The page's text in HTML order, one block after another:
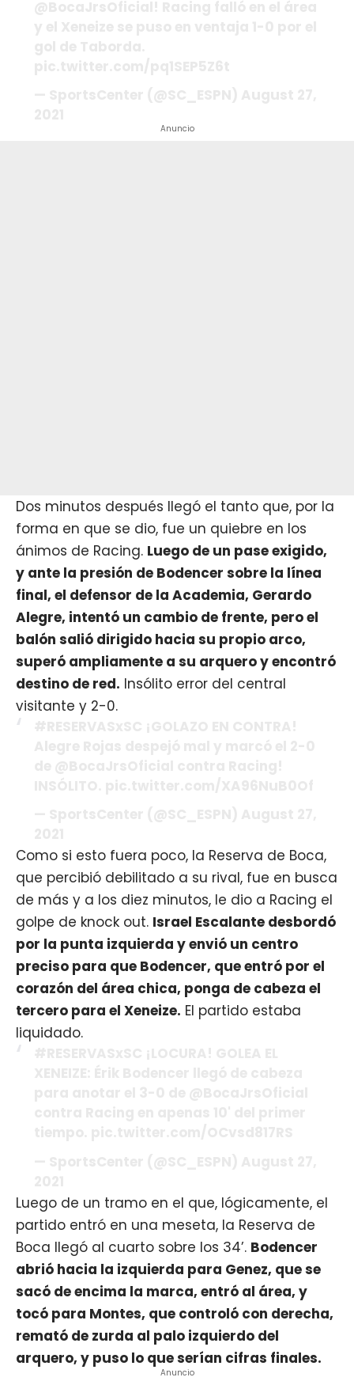
Anuncio
Dos minutos después llegó el tanto que, por la
forma en que se dio, fue un quiebre en los
ánimos de Racing. Luego de un pase exigido,
y ante la presión de Bodencer sobre la línea
final, el defensor de la Academia, Gerardo
Alegre, intentó un cambio de frente, pero el
balón salió dirigido hacia su propio arco,
superó ampliamente a su arquero y encontró
destino de red. Insólito error del central
visitante y 2-0.
Como si esto fuera poco, la Reserva de Boca,
que percibió debilitado a su rival, fue en busca
de más y a los diez minutos, le dio a Racing el
golpe de knock out. Israel Escalante desbordó
por la punta izquierda y envió un centro
preciso para que Bodencer, que entró por el
corazón del área chica, ponga de cabeza el
tercero para el Xeneize. El partido estaba
liquidado.
Luego de un tramo en el que, lógicamente, el
partido entró en una meseta, la Reserva de
Boca llegó al cuarto sobre los 34’. Bodencer
abrió hacia la izquierda para Genez, que se
sacó de encima la marca, entró al área, y
tocó para Montes, que controló con derecha,
remató de zurda al palo izquierdo del
arquero, y puso lo que serían cifras finales.
Anuncio